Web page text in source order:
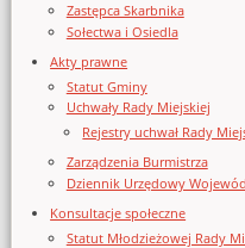
Zastępca Skarbnika
Sołectwa i Osiedla
Akty prawne
Statut Gminy
Uchwały Rady Miejskiej
Rejestry uchwał Rady
Zarządzenia Burmistrza
Dziennik Urzędowy
Konsultacje społeczne
Statut Młodzieżowej Rady